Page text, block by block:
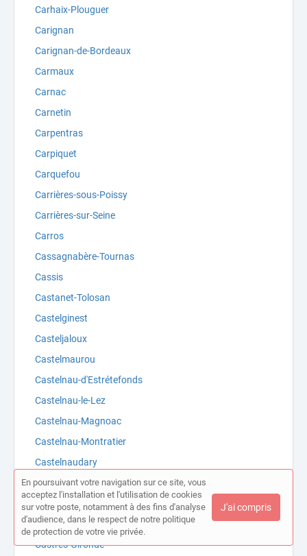
Carhaix-Plouguer
Carignan
Carignan-de-Bordeaux
Carmaux
Carnac
Carnetin
Carpentras
Carpiquet
Carquefou
Carrières-sous-Poissy
Carrières-sur-Seine
Carros
Cassagnabère-Tournas
Cassis
Castanet-Tolosan
Castelginest
Casteljaloux
Castelmaurou
Castelnau-d'Estrétefonds
Castelnau-le-Lez
Castelnau-Magnoac
Castelnau-Montratier
Castelnaudary
Castelsarrasin
Castillon-en-Couserans
Castres
Castres-Gironde
En poursuivant votre navigation sur ce site, vous
acceptez l'installation et l'utilisation de cookies
sur votre poste, notamment à des fins d'analyse
d'audience, dans le respect de notre politique
de protection de votre vie privée.
J'ai compris